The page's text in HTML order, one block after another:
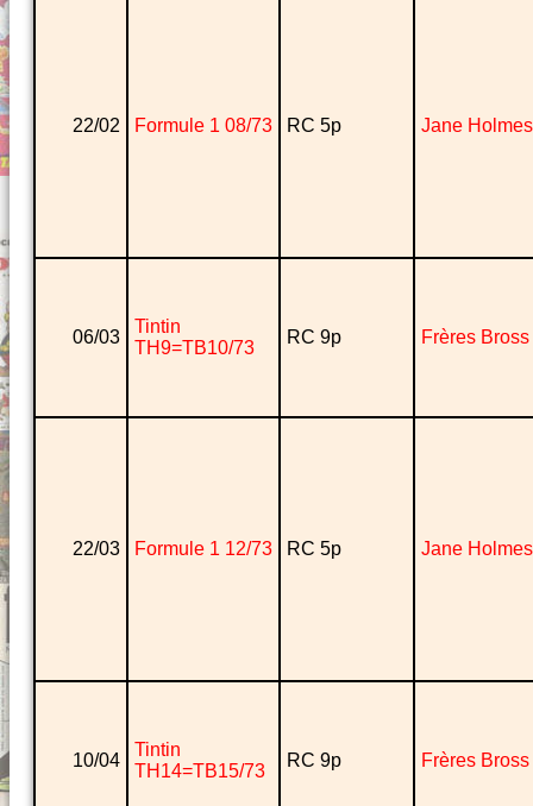
22/02 Formule 1 08/73 RC 5p Jane Holmes
06/03
Tintin
TH9=TB10/73
RC 9p Frères Bross
22/03 Formule 1 12/73 RC 5p Jane Holmes
10/04
Tintin
TH14=TB15/73
RC 9p Frères Bross